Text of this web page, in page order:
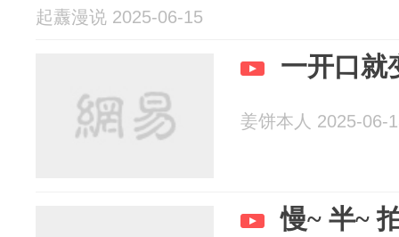
起纛漫说 2025-06-15
一开口就
姜饼本人 2025-06-
慢~ 半~